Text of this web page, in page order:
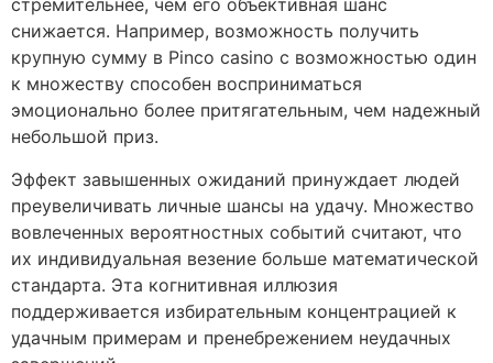
стремительнее, чем его объективная шанс
снижается. Например, возможность получить
крупную сумму в Pinco casino с возможностью один
к множеству способен восприниматься
эмоционально более притягательным, чем надежный
небольшой приз.
Эффект завышенных ожиданий принуждает людей
преувеличивать личные шансы на удачу. Множество
вовлеченных вероятностных событий считают, что
их индивидуальная везение больше математической
стандарта. Эта когнитивная иллюзия
поддерживается избирательным концентрацией к
удачным примерам и пренебрежением неудачных